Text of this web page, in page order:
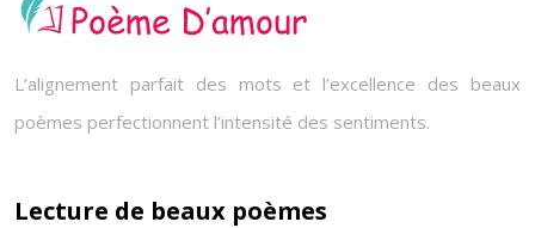
L’alignement parfait des mots et l’excellence des beaux
poèmes perfectionnent l’intensité des sentiments.
Lecture de beaux poèmes